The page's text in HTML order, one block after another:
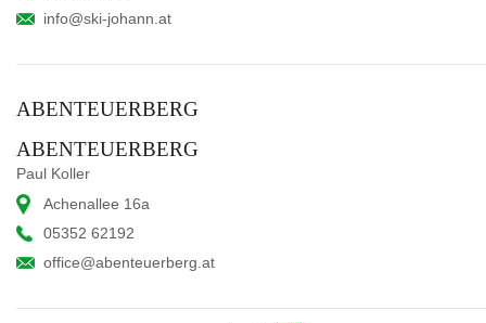
info@ski-johann.at
ABENTEUERBERG
ABENTEUERBERG
Paul Koller
Achenallee 16a
05352 62192
office@abenteuerberg.at